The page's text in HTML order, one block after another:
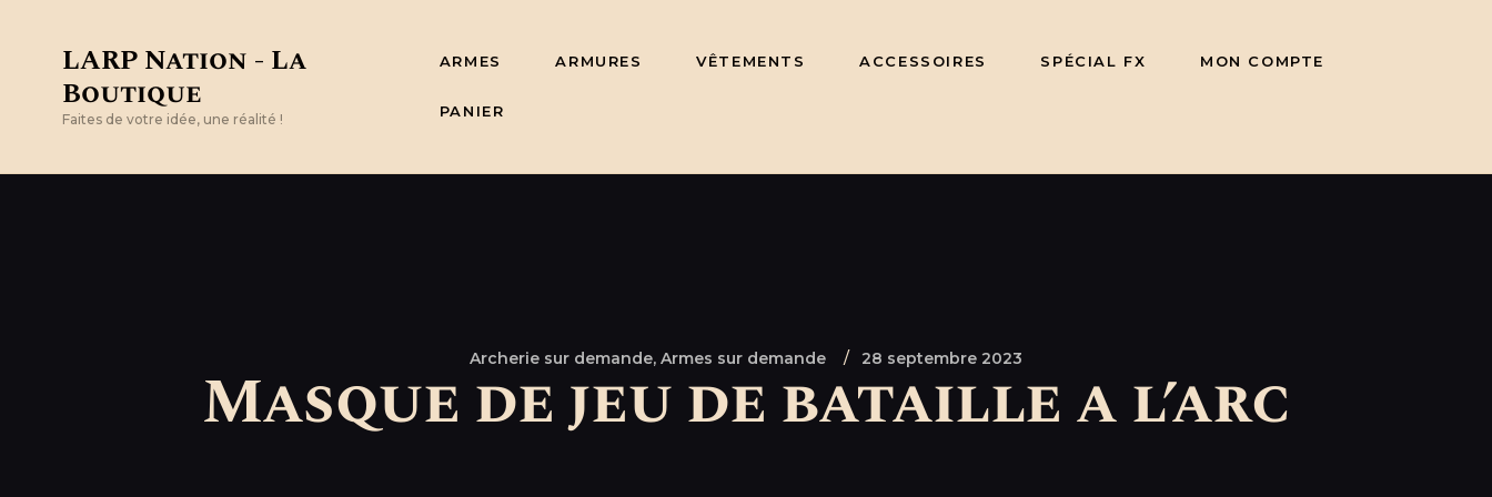
LARP Nation - La
Boutique
Faites de votre idée, une réalité !
ARMES ARMURES VÊTEMENTS ACCESSOIRES SPÉCIAL FX MON COMPTE
PANIER
Archerie sur demande,Armes sur demande 28 septembre 2023
Masque de jeu de bataille a l’arc